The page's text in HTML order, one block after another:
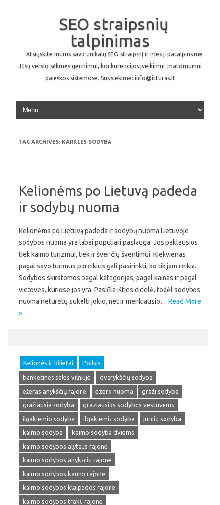
SEO straipsnių
talpinimas
Atsiųskite mums savo unikalų SEO straipsnį ir mes jį patalpinsime
Jūsų verslo sėkmės gerinimui, konkurencijos įveikimui, matomumui
paieškos sistemose. Susisiekime: info@itturas.lt
Skip to content
TAG ARCHIVES: KARKLES SODYBA
Kelionėms po Lietuvą padeda
ir sodybų nuoma
Kelionėms po Lietuvą padeda ir sodybų nuoma Lietuvoje
sodybos nuoma yra labai populiari paslauga. Jos paklausios
tiek kaimo turizmui, tiek ir švenčių šventimui. Kiekvienas
pagal savo turimus poreikius gali pasirinkti, ko tik jam reikia.
Sodybos skirstomos pagal kategorijas, pagal kainas ir pagal
vietoves, kuriose jos yra. Pasiūla išties didelė, todėl sodybos
nuoma neturėtų sukelti jokio, net ir menkiausio… Read More
»
Kelionės ir bilietai Poilsis
banketines sales vilniuje
dvarykščių sodyba
ežeras anykščių rajone
ezero nuoma
graži sodyba
gražiausia sodyba
graziausios sodybos vestuvems
ilgakiemio sodyba
ilgakiemis sodyba
jurciu sodyba
kaimo sodyba
kaimo sodyba dviems
kaimo sodybos alytaus rajone
kaimo sodybos anyksciu rajone
kaimo sodybos kauno rajone
kaimo sodybos klaipedos rajone
kaimo sodybos traku rajone